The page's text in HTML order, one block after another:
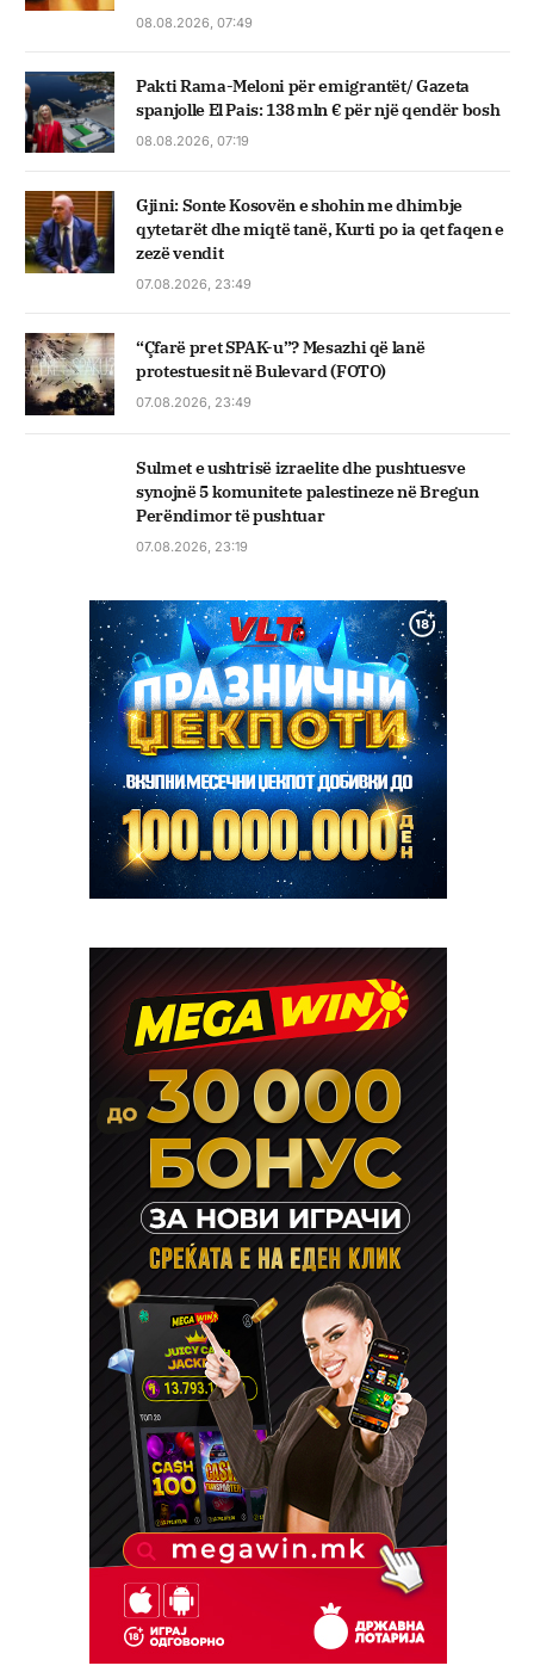
08.08.2026, 07:49
Pakti Rama-Meloni për emigrantët/ Gazeta
spanjolle El Pais: 138 mln € për një qendër bosh
08.08.2026, 07:19
Gjini: Sonte Kosovën e shohin me dhimbje
qytetarët dhe miqtë tanë, Kurti po ia qet faqen e
zezë vendit
07.08.2026, 23:49
“Çfarë pret SPAK-u”? Mesazhi që lanë
protestuesit në Bulevard (FOTO)
07.08.2026, 23:49
Sulmet e ushtrisë izraelite dhe pushtuesve
synojnë 5 komunitete palestineze në Bregun
Perëndimor të pushtuar
07.08.2026, 23:19